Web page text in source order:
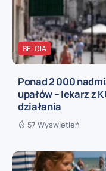
BELGIA
Ponad 2 000
upałów – lekarz z
działania
57 Wyświetleń